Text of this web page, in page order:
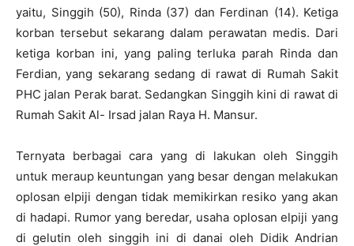
yaitu, Singgih (50), Rinda (37) dan Ferdinan (14). Ketiga
korban tersebut sekarang dalam perawatan medis. Dari
ketiga korban ini, yang paling terluka parah Rinda dan
Ferdian, yang sekarang sedang di rawat di Rumah Sakit
PHC jalan Perak barat. Sedangkan Singgih kini di rawat di
Rumah Sakit Al- Irsad jalan Raya H. Mansur.
Ternyata berbagai cara yang di lakukan oleh Singgih
untuk meraup keuntungan yang besar dengan melakukan
oplosan elpiji dengan tidak memikirkan resiko yang akan
di hadapi. Rumor yang beredar, usaha oplosan elpiji yang
di gelutin oleh singgih ini di danai oleh Didik Andrian